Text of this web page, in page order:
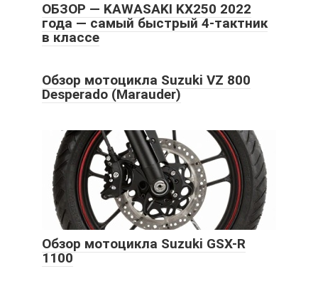
ОБЗОР — KAWASAKI KX250 2022
года — самый быстрый 4-тактник
в классе
Обзор мотоцикла Suzuki VZ 800
Desperado (Marauder)
Обзор мотоцикла Suzuki GSX-R
1100